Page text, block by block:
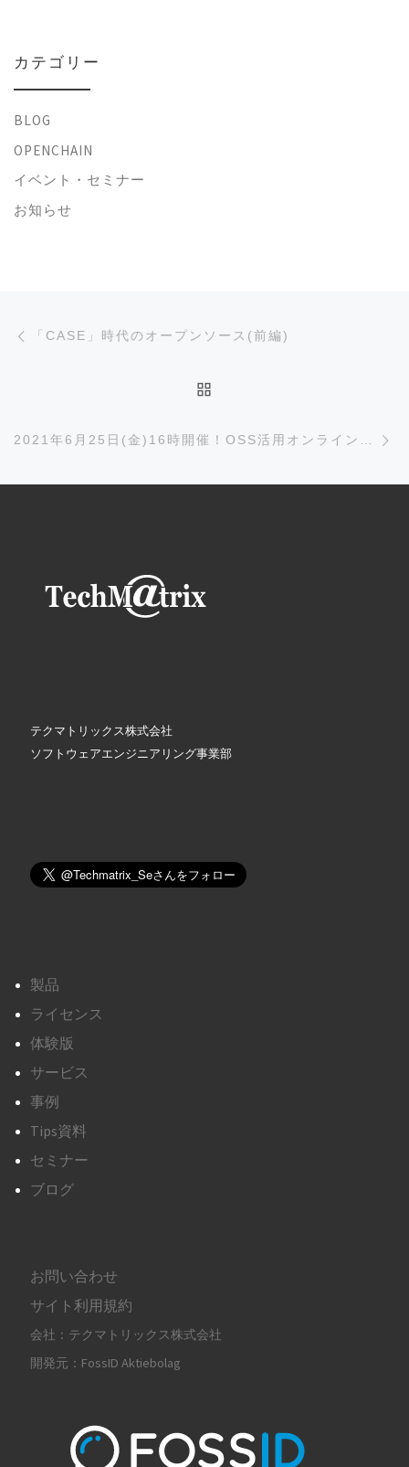
カテゴリー
BLOG
OPENCHAIN
イベント・セミナー
お知らせ
投稿ナビゲーション
「CASE」時代のオープンソース(前編)
テクマトリックス株式会社
ソフトウェアエンジニアリング事業部
製品
ライセンス
体験版
サービス
事例
Tips資料
セミナー
ブログ
お問い合わせ
サイト利用規約
会社：テクマトリックス株式会社
開発元：FossID Aktiebolag